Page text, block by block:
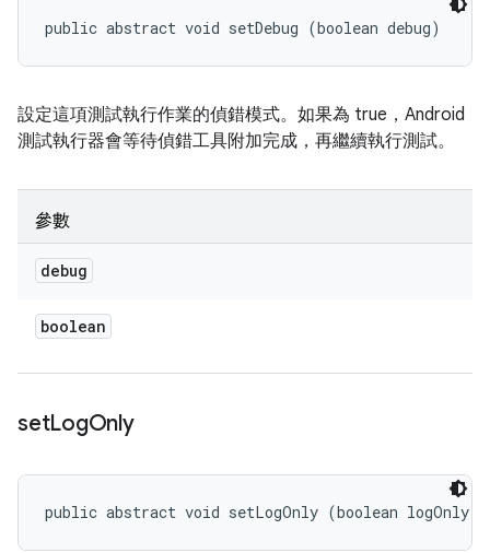
public abstract void setDebug (boolean debug)
設定這項測試執行作業的偵錯模式。如果為 true，Android
測試執行器會等待偵錯工具附加完成，再繼續執行測試。
參數
debug
boolean
setLogOnly
public abstract void setLogOnly (boolean logOnly)